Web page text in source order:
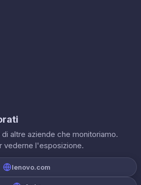
altre aziende che monitoriamo.
vederne l'esposizione.
lenovo.com